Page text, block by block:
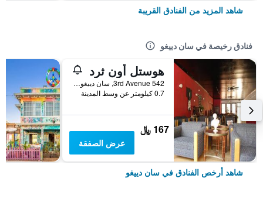
شاهد المزيد من الفنادق القريبة
فنادق رخيصة في سان دييغو
هوستل أون ثرد
542 3rd Avenue, سان دييغو, CA, الولايات المتحدة الأميريكية
0.7 كيلومتر عن وسط المدينة
167 ﷼
عرض الصفقة
شاهد أرخص الفنادق في سان دييغو